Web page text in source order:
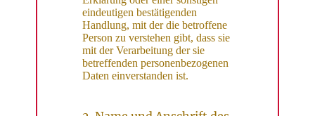
eindeutigen bestätigenden
Handlung, mit der die betroffene
Person zu verstehen gibt, dass sie
mit der Verarbeitung der sie
betreffenden personenbezogenen
Daten einverstanden ist.